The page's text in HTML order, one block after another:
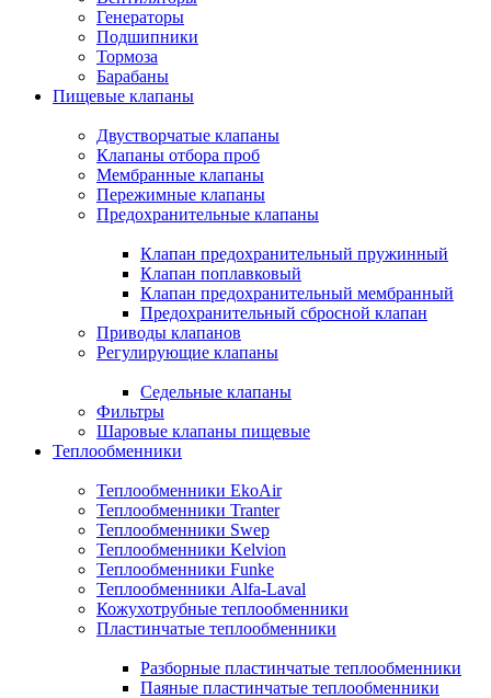
Генераторы
Подшипники
Тормоза
Барабаны
Пищевые клапаны
Двустворчатые клапаны
Клапаны отбора проб
Мембранные клапаны
Пережимные клапаны
Предохранительные клапаны
Клапан предохранительный пружинный
Клапан поплавковый
Клапан предохранительный мембранный
Предохранительный сбросной клапан
Приводы клапанов
Регулирующие клапаны
Седельные клапаны
Фильтры
Шаровые клапаны пищевые
Теплообменники
Теплообменники EkoAir
Теплообменники Tranter
Теплообменники Swep
Теплообменники Kelvion
Теплообменники Funke
Теплообменники Alfa-Laval
Кожухотрубные теплообменники
Пластинчатые теплообменники
Разборные пластинчатые теплообменники
Паяные пластинчатые теплообменники